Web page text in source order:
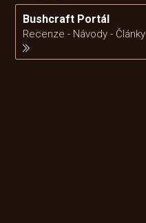
Bushcraft Portál
Recenze - Návody - Články